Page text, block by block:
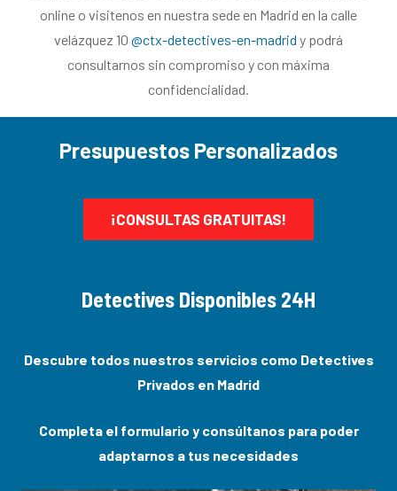
online o visitenos en nuestra sede en Madrid en la calle
velázquez 10 @ctx-detectives-en-madrid y podrá
consultarnos sin compromiso y con máxima
confidencialidad.
Presupuestos Personalizados
¡CONSULTAS GRATUITAS!
Detectives Disponibles 24H
Descubre todos nuestros servicios como Detectives
Privados en Madrid
Completa el formulario y consúltanos para poder
adaptarnos a tus necesidades